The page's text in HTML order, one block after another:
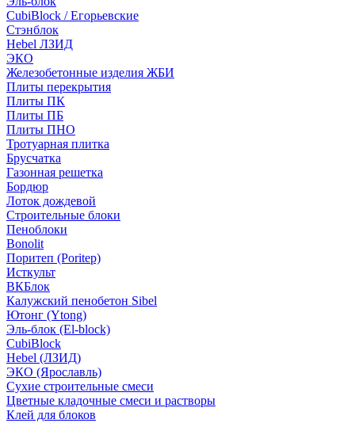
CubiBlock / Егорьевские
Стэнблок
Hebel ЛЗИД
ЭКО
Железобетонные изделия ЖБИ
Плиты перекрытия
Плиты ПК
Плиты ПБ
Плиты ПНО
Тротуарная плитка
Брусчатка
Газонная решетка
Бордюр
Лоток дождевой
Строительные блоки
Пеноблоки
Bonolit
Поритеп (Poritep)
Исткульт
ВКБлок
Калужский пенобетон Sibel
Ютонг (Ytong)
Эль-блок (El-block)
CubiBlock
Hebel (ЛЗИД)
ЭКО (Ярославль)
Сухие строительные смеси
Цветные кладочные смеси и растворы
Клей для блоков